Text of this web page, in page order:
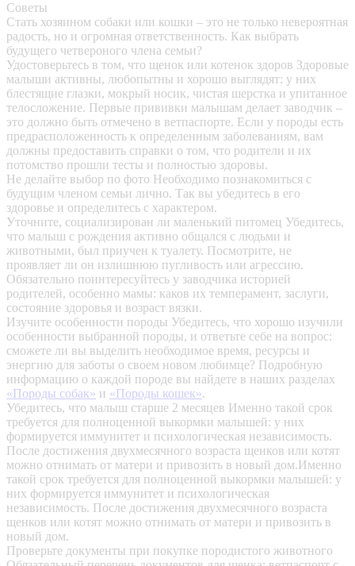
Советы
Стать хозяином собаки или кошки – это не только невероятная
радость, но и огромная ответственность. Как выбрать
будущего четвероного члена семьи?
Удостоверьтесь в том, что щенок или котенок здоров Здоровые
малыши активны, любопытны и хорошо выглядят: у них
блестящие глазки, мокрый носик, чистая шерстка и упитанное
телосложение. Первые прививки малышам делает заводчик –
это должно быть отмечено в ветпаспорте. Если у породы есть
предрасположенность к определенным заболеваниям, вам
должны предоставить справки о том, что родители и их
потомство прошли тесты и полностью здоровы.
Не делайте выбор по фото Необходимо познакомиться с
будущим членом семьи лично. Так вы убедитесь в его
здоровье и определитесь с характером.
Уточните, социализирован ли маленький питомец Убедитесь,
что малыш с рождения активно общался с людьми и
животными, был приучен к туалету. Посмотрите, не
проявляет ли он излишнюю пугливость или агрессию.
Обязательно поинтересуйтесь у заводчика историей
родителей, особенно мамы: каков их темперамент, заслуги,
состояние здоровья и возраст вязки.
Изучите особенности породы Убедитесь, что хорошо изучили
особенности выбранной породы, и ответьте себе на вопрос:
сможете ли вы выделить необходимое время, ресурсы и
энергию для заботы о своем новом любимце? Подробную
информацию о каждой породе вы найдете в наших разделах
«Породы собак» и «Породы кошек».
Убедитесь, что малыш старше 2 месяцев Именно такой срок
требуется для полноценной выкормки малышей: у них
формируется иммунитет и психологическая независимость.
После достижения двухмесячного возраста щенков или котят
можно отнимать от матери и привозить в новый дом.Именно
такой срок требуется для полноценной выкормки малышей: у
них формируется иммунитет и психологическая
независимость. После достижения двухмесячного возраста
щенков или котят можно отнимать от матери и привозить в
новый дом.
Проверьте документы при покупке породистого животного